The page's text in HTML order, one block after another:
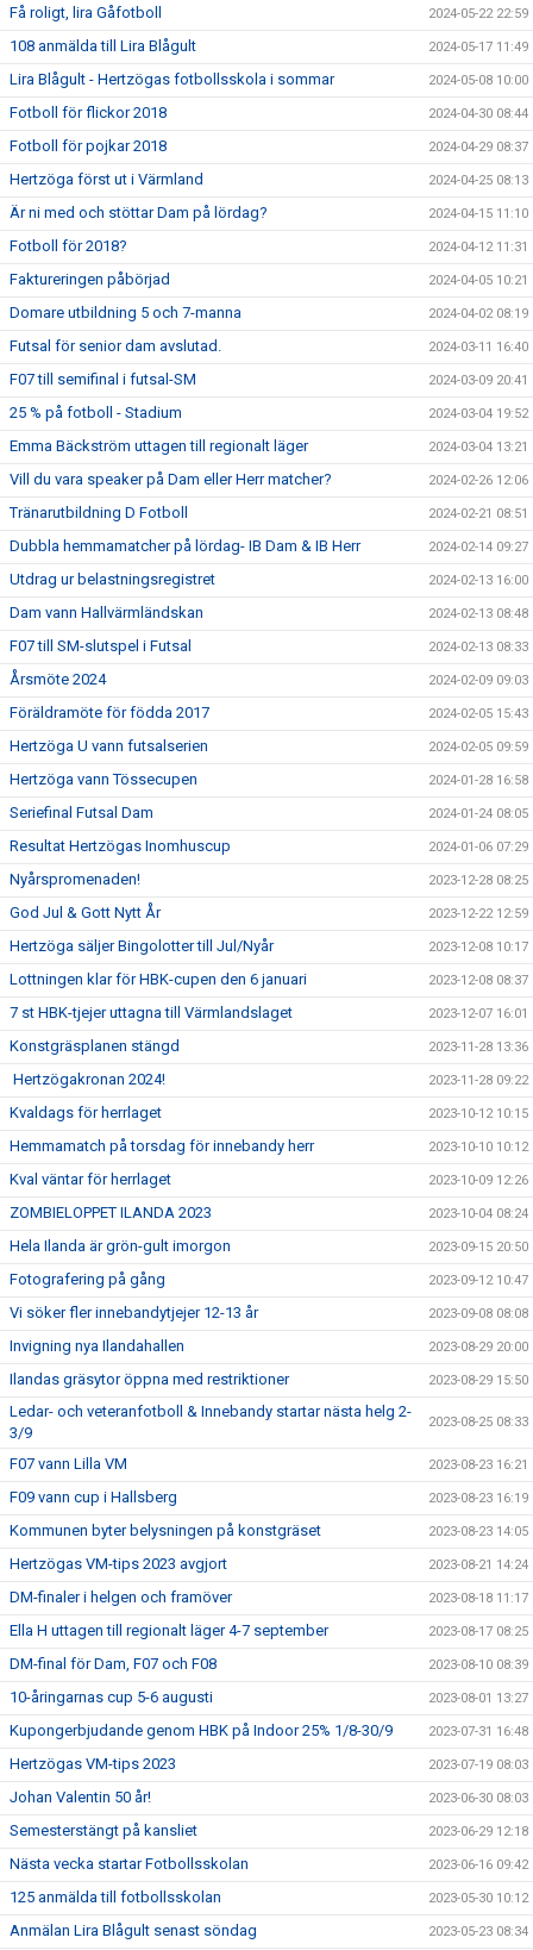
Få roligt, lira Gåfotboll 2024-05-22 22:59
108 anmälda till Lira Blågult 2024-05-17 11:49
Lira Blågult - Hertzögas fotbollsskola i sommar 2024-05-08 10:00
Fotboll för flickor 2018 2024-04-30 08:44
Fotboll för pojkar 2018 2024-04-29 08:37
Hertzöga först ut i Värmland 2024-04-25 08:13
Är ni med och stöttar Dam på lördag? 2024-04-15 11:10
Fotboll för 2018? 2024-04-12 11:31
Faktureringen påbörjad 2024-04-05 10:21
Domare utbildning 5 och 7-manna 2024-04-02 08:19
Futsal för senior dam avslutad. 2024-03-11 16:40
F07 till semifinal i futsal-SM 2024-03-09 20:41
25 % på fotboll - Stadium 2024-03-04 19:52
Emma Bäckström uttagen till regionalt läger 2024-03-04 13:21
Vill du vara speaker på Dam eller Herr matcher? 2024-02-26 12:06
Tränarutbildning D Fotboll 2024-02-21 08:51
Dubbla hemmamatcher på lördag- IB Dam & IB Herr 2024-02-14 09:27
Utdrag ur belastningsregistret 2024-02-13 16:00
Dam vann Hallvärmländskan 2024-02-13 08:48
F07 till SM-slutspel i Futsal 2024-02-13 08:33
Årsmöte 2024 2024-02-09 09:03
Föräldramöte för födda 2017 2024-02-05 15:43
Hertzöga U vann futsalserien 2024-02-05 09:59
Hertzöga vann Tössecupen 2024-01-28 16:58
Seriefinal Futsal Dam 2024-01-24 08:05
Resultat Hertzögas Inomhuscup 2024-01-06 07:29
Nyårspromenaden! 2023-12-28 08:25
God Jul & Gott Nytt År 2023-12-22 12:59
Hertzöga säljer Bingolotter till Jul/Nyår 2023-12-08 10:17
Lottningen klar för HBK-cupen den 6 januari 2023-12-08 08:37
7 st HBK-tjejer uttagna till Värmlandslaget 2023-12-07 16:01
Konstgräsplanen stängd 2023-11-28 13:36
Hertzögakronan 2024! 2023-11-28 09:22
Kvaldags för herrlaget 2023-10-12 10:15
Hemmamatch på torsdag för innebandy herr 2023-10-10 10:12
Kval väntar för herrlaget 2023-10-09 12:26
ZOMBIELOPPET ILANDA 2023 2023-10-04 08:24
Hela Ilanda är grön-gult imorgon 2023-09-15 20:50
Fotografering på gång 2023-09-12 10:47
Vi söker fler innebandytjejer 12-13 år 2023-09-08 08:08
Invigning nya Ilandahallen 2023-08-29 20:00
Ilandas gräsytor öppna med restriktioner 2023-08-29 15:50
Ledar- och veteranfotboll & Innebandy startar nästa helg 2-
3/9
2023-08-25 08:33
F07 vann Lilla VM 2023-08-23 16:21
F09 vann cup i Hallsberg 2023-08-23 16:19
Kommunen byter belysningen på konstgräset 2023-08-23 14:05
Hertzögas VM-tips 2023 avgjort 2023-08-21 14:24
DM-finaler i helgen och framöver 2023-08-18 11:17
Ella H uttagen till regionalt läger 4-7 september 2023-08-17 08:25
DM-final för Dam, F07 och F08 2023-08-10 08:39
10-åringarnas cup 5-6 augusti 2023-08-01 13:27
Kupongerbjudande genom HBK på Indoor 25% 1/8-30/9 2023-07-31 16:48
Hertzögas VM-tips 2023 2023-07-19 08:03
Johan Valentin 50 år! 2023-06-30 08:03
Semesterstängt på kansliet 2023-06-29 12:18
Nästa vecka startar Fotbollsskolan 2023-06-16 09:42
125 anmälda till fotbollsskolan 2023-05-30 10:12
Anmälan Lira Blågult senast söndag 2023-05-23 08:34